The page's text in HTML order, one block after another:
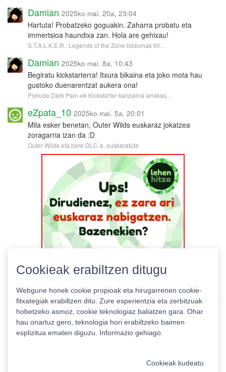
Damian 2025ko mai. 20a, 23:04
Hartuta! Probatzeko goguakin. Zaharra probatu eta
immertsioa haundixa zan. Hola are gehixau!
S.T.A.L.K.E.R.: Legends of the Zone bildumak tril…
Damian 2025ko mai. 8a, 10:43
Begiratu kickstarterra! Itxura bikaina eta joko mota hau
gustoko duenarentzat aukera ona!
Prelude Dark Pain-ek Kickstarter kanpaina arrakas…
eZpata_10 2025ko mai. 5a, 20:01
Mila esker benetan, Outer Wilds euskaraz jokatzea
zoragarria izan da :D
Outer Wilds eta bere DLC-a, euskaratuta
Estatistikak
Cookieak erabiltzen ditugu
Webgune honek cookie propioak eta hirugarrenen cookie-
fitxategiak erabiltzen ditu. Zure esperientzia eta zerbitzuak
hobetzeko asmoz, cookie teknologiaz baliatzen gara. Ohar
hau onartuz gero, teknologia hori erabiltzeko baimen
esplizitua ematen diguzu. Informazio gehiago.
Cookieak kudeatu